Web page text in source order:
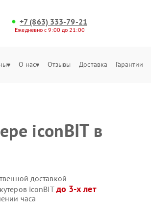
+7 (863) 333-79-21
Ежедневно с 9:00 до 21:00
О нас Отзывы Доставка Гарантии
iconBIT в
доставкой
iconBIT до 3-х лет
часа